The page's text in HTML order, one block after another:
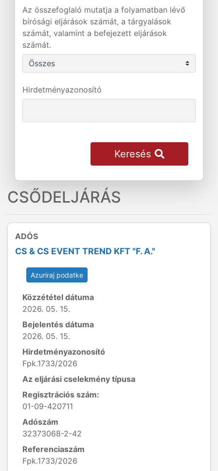
Az összefoglaló mutatja a folyamatban lévő
bírósági eljárások számát, a tárgyalások
számát, valamint a befejezett eljárások
számát.
Hirdetményazonosító
Keresés
CSŐDELJÁRÁS
ADÓS
CS & CS EVENT TREND KFT "F. A."
Azuriraj podatke
Közzététel dátuma
2026. 05. 15.
Bejelentés dátuma
2026. 05. 15.
Hirdetményazonosító
Fpk.1733/2026
Az eljárási cselekmény típusa
Regisztrációs szám:
01-09-420711
Adószám
32373068-2-42
Referenciaszám
Fpk.1733/2026